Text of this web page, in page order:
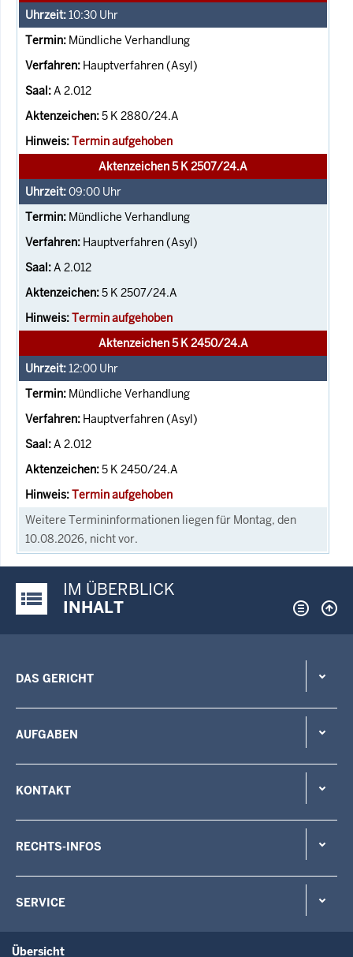
10:30 Uhr
Mündliche Verhandlung
Hauptverfahren (Asyl)
A 2.012
5 K 2880/24.A
Termin aufgehoben
Aktenzeichen 5 K 2507/24.A
09:00 Uhr
Mündliche Verhandlung
Hauptverfahren (Asyl)
A 2.012
5 K 2507/24.A
Termin aufgehoben
Aktenzeichen 5 K 2450/24.A
12:00 Uhr
Mündliche Verhandlung
Hauptverfahren (Asyl)
A 2.012
5 K 2450/24.A
Termin aufgehoben
Weitere Termininformationen liegen für Montag, den
10.08.2026, nicht vor.
Justiz-Portal im Überblick:
IM ÜBERBLICK
INHALT
DAS GERICHT
AUFGABEN
KONTAKT
RECHTS-INFOS
SERVICE
Übersicht